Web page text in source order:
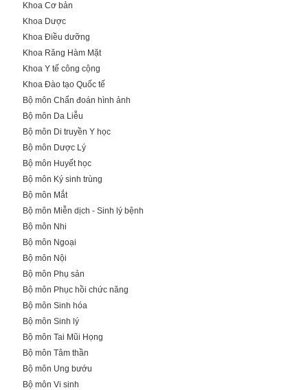
Khoa Cơ bản
Khoa Dược
Khoa Điều dưỡng
Khoa Răng Hàm Mặt
Khoa Y tế công cộng
Khoa Đào tạo Quốc tế
Bộ môn Chẩn đoán hình ảnh
Bộ môn Da Liễu
Bộ môn Di truyền Y học
Bộ môn Dược Lý
Bộ môn Huyết học
Bộ môn Ký sinh trùng
Bộ môn Mắt
Bộ môn Miễn dịch - Sinh lý bệnh
Bộ môn Nhi
Bộ môn Ngoại
Bộ môn Nội
Bộ môn Phụ sản
Bộ môn Phục hồi chức năng
Bộ môn Sinh hóa
Bộ môn Sinh lý
Bộ môn Tai Mũi Họng
Bộ môn Tâm thần
Bộ môn Ung bướu
Bộ môn Vi sinh